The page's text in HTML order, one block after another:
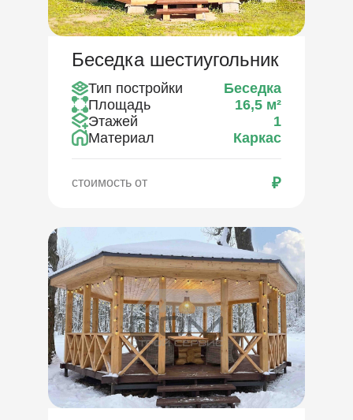
Беседка шестиугольник
Тип постройки
Беседка
Площадь
16,5 м²
Этажей
1
Материал
Каркас
стоимость от ₽